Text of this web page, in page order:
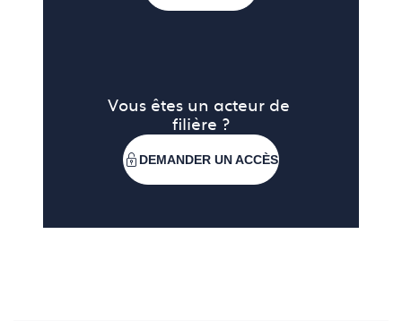
Vous êtes un acteur de
filière ?
DEMANDER UN ACCÈS